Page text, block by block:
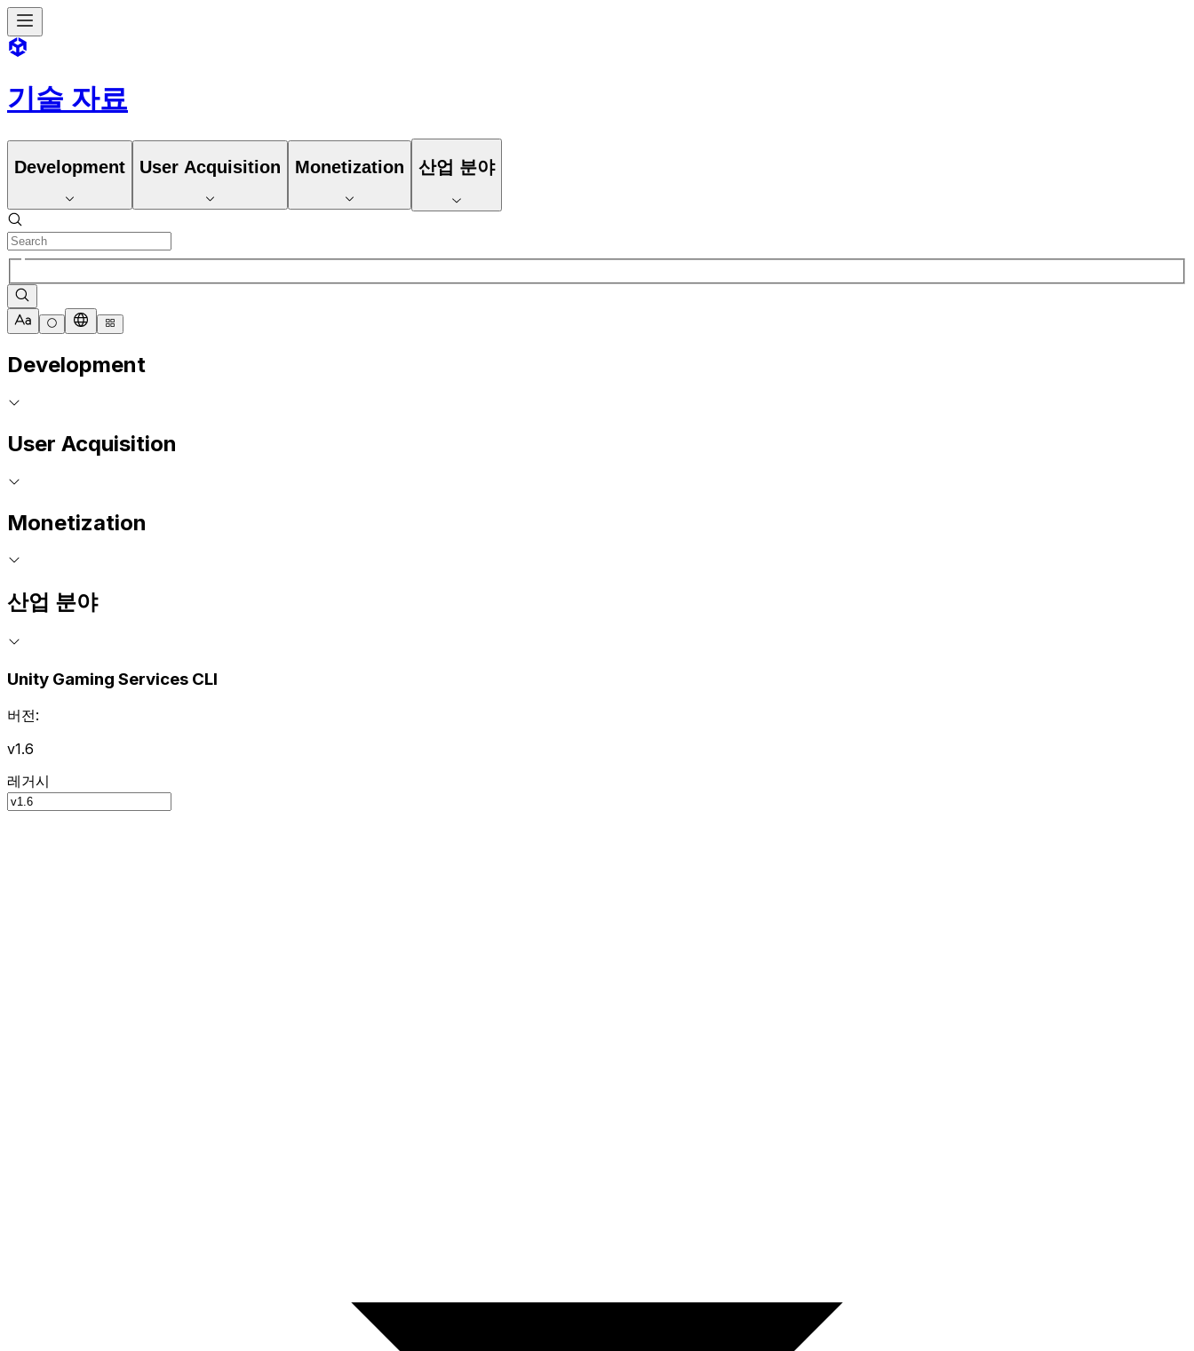
기술 자료
Development User Acquisition Monetization 산업 분야
Development
User Acquisition
Monetization
산업 분야
Unity Gaming Services CLI
버전:
v1.6
레거시